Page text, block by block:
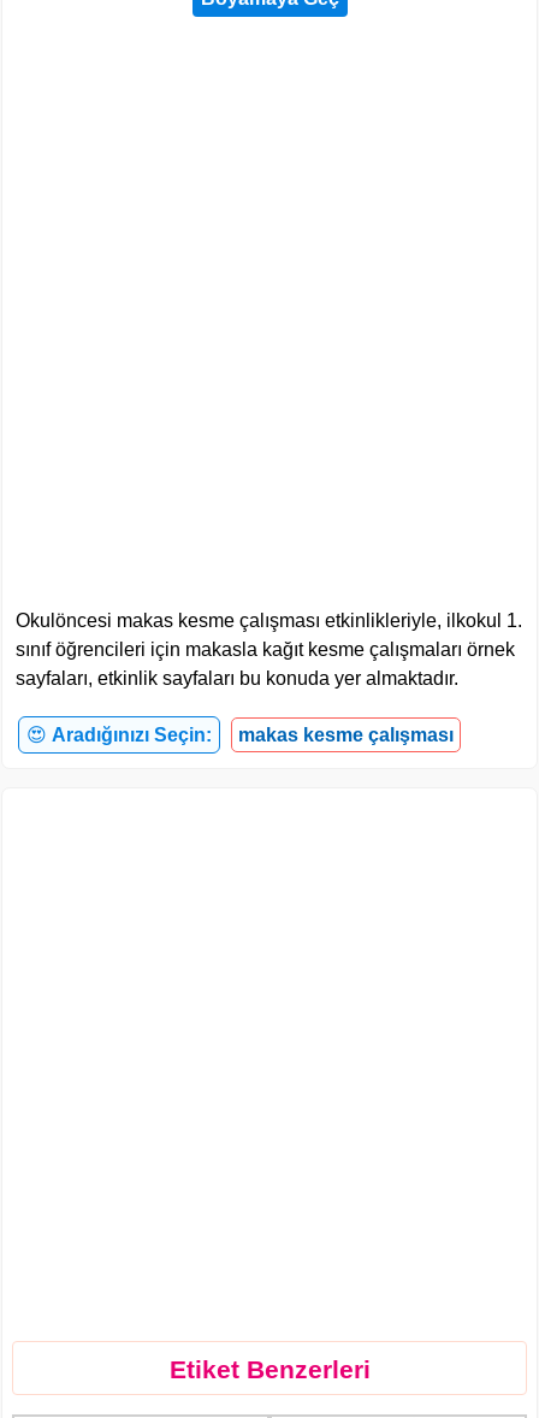
Okulöncesi makas kesme çalışması etkinlikleriyle, ilkokul 1.
sınıf öğrencileri için makasla kağıt kesme çalışmaları örnek
sayfaları, etkinlik sayfaları bu konuda yer almaktadır.
😍 Aradığınızı Seçin: makas kesme çalışması
Etiket Benzerleri